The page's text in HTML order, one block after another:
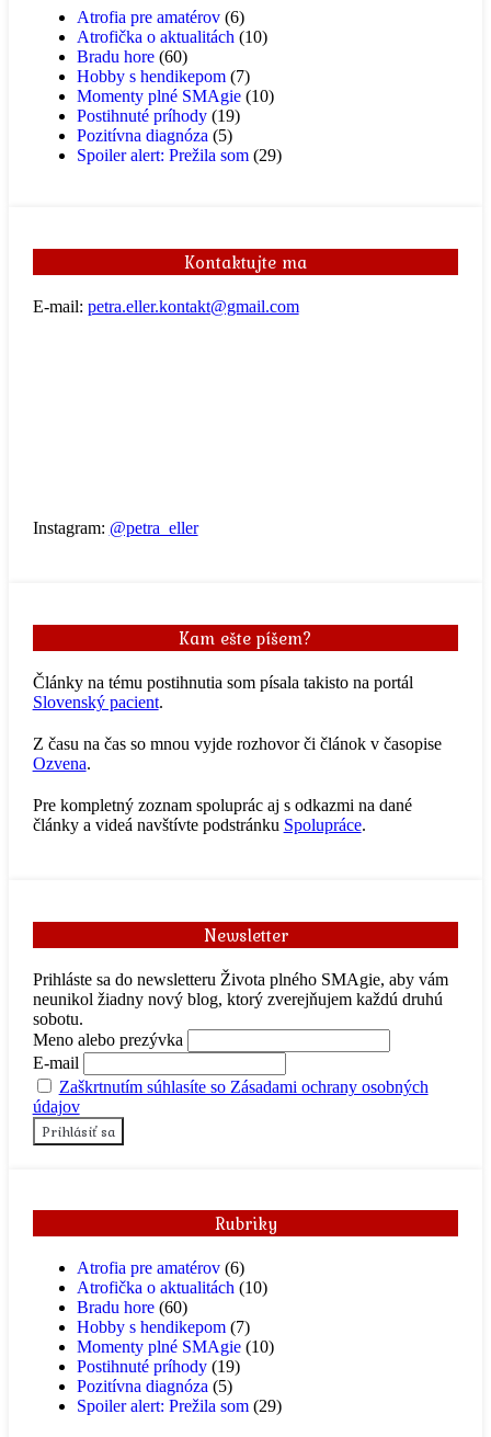
Atrofia pre amatérov(6)
Atrofička o aktualitách (10)
Bradu hore(60)
Hobby s hendikepom(7)
Momenty plné SMAgie(10)
Postihnuté príhody(19)
Pozitívna diagnóza (5)
Spoiler alert: Prežila som(29)
Kontaktujte ma
E-mail: petra.eller.kontakt@gmail.com
Instagram: @petra_eller
Kam ešte píšem?
Články na tému postihnutia som písala takisto na portál
Slovenský pacient.
Z času na čas so mnou vyjde rozhovor či článok v časopise
Ozvena.
Pre kompletný zoznam spoluprác aj s odkazmi na dané
články a videá navštívte podstránku Spolupráce.
Newsletter
Prihláste sa do newsletteru Života plného SMAgie, aby vám
neunikol žiadny nový blog, ktorý zverejňujem každú druhú
sobotu.
Meno alebo prezývka
E-mail
Zaškrtnutím súhlasíte so Zásadami ochrany osobných
údajov
Rubriky
Atrofia pre amatérov(6)
Atrofička o aktualitách (10)
Bradu hore(60)
Hobby s hendikepom(7)
Momenty plné SMAgie(10)
Postihnuté príhody(19)
Pozitívna diagnóza (5)
Spoiler alert: Prežila som(29)